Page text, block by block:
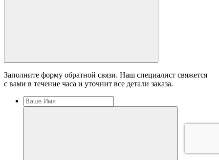
Заполните форму обратной связи. Наш специалист свяжется
с вами в течение часа и уточнит все детали заказа.